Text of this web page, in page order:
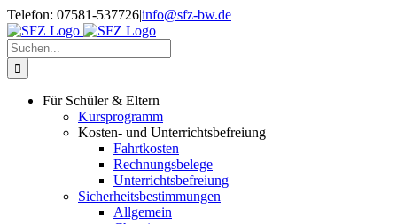
Zum
Inhalt
springen
Telefon: 07581-537726|info@sfz-bw.de
Suche
nach:
Für Schüler & Eltern
Kursprogramm
Kosten- und Unterrichtsbefreiung
Fahrtkosten
Rechnungsbelege
Unterrichtsbefreiung
Sicherheitsbestimmungen
Allgemein